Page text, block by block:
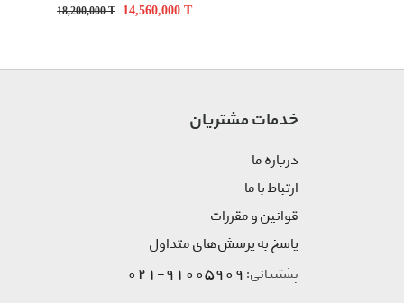
18,200,000T 14,560,000 T
خدمات مشتریان
درباره ما
ارتباط با ما
قوانین و مقررات
پاسخ به پرسش‌های متداول
پشتیبانی: 91005909-021